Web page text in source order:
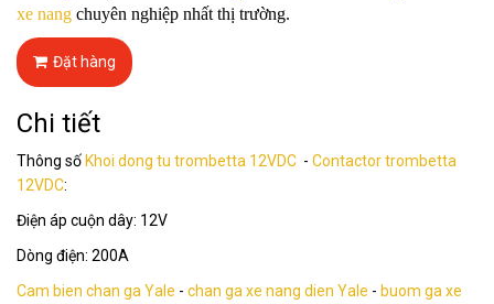
xe nang chuyên nghiệp nhất thị trường.
Đặt hàng
Chi tiết
Thông số Khoi dong tu trombetta 12VDC - Contactor trombetta
12VDC:
Điện áp cuộn dây: 12V
Dòng điện: 200A
Cam bien chan ga Yale - chan ga xe nang dien Yale - buom ga xe